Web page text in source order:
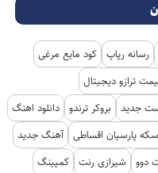
رسانه رپاپ کود مایع مرغی
ترازو دیجیتال
جدید بروکر ترندو دانلود اهنگ
پارسیان اقساطی آهنگ جدید
دوو شیرازی رنت کمپینگ